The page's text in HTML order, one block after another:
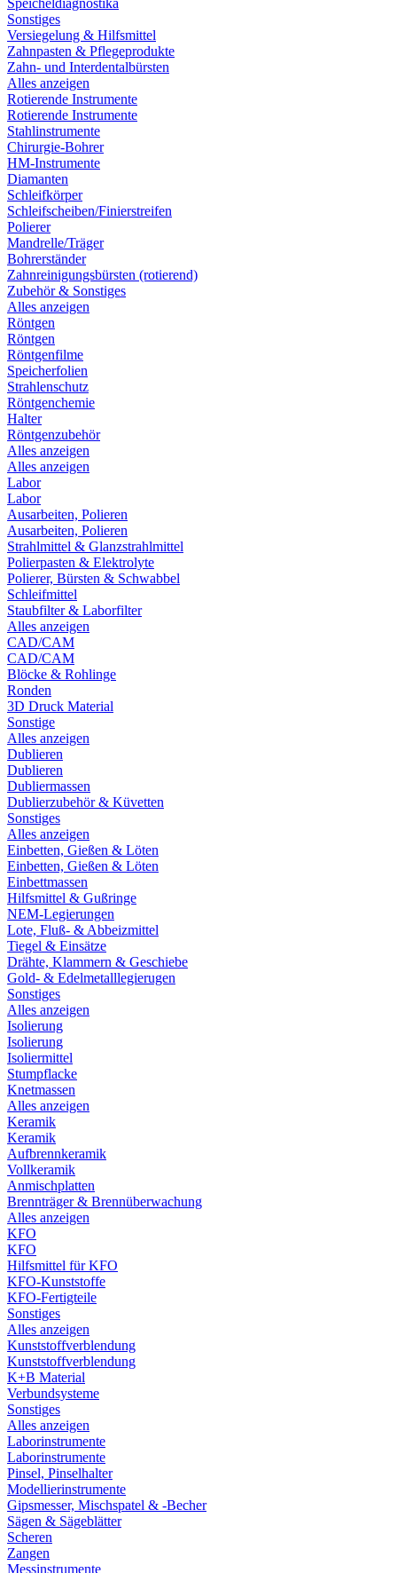
Speicheldiagnostika
Sonstiges
Versiegelung & Hilfsmittel
Zahnpasten & Pflegeprodukte
Zahn- und Interdentalbürsten
Alles anzeigen
Rotierende Instrumente
Rotierende Instrumente
Stahlinstrumente
Chirurgie-Bohrer
HM-Instrumente
Diamanten
Schleifkörper
Schleifscheiben/Finierstreifen
Polierer
Mandrelle/Träger
Bohrerständer
Zahnreinigungsbürsten (rotierend)
Zubehör & Sonstiges
Alles anzeigen
Röntgen
Röntgen
Röntgenfilme
Speicherfolien
Strahlenschutz
Röntgenchemie
Halter
Röntgenzubehör
Alles anzeigen
Alles anzeigen
Labor
Labor
Ausarbeiten, Polieren
Ausarbeiten, Polieren
Strahlmittel & Glanzstrahlmittel
Polierpasten & Elektrolyte
Polierer, Bürsten & Schwabbel
Schleifmittel
Staubfilter & Laborfilter
Alles anzeigen
CAD/CAM
CAD/CAM
Blöcke & Rohlinge
Ronden
3D Druck Material
Sonstige
Alles anzeigen
Dublieren
Dublieren
Dubliermassen
Dublierzubehör & Küvetten
Sonstiges
Alles anzeigen
Einbetten, Gießen & Löten
Einbetten, Gießen & Löten
Einbettmassen
Hilfsmittel & Gußringe
NEM-Legierungen
Lote, Fluß- & Abbeizmittel
Tiegel & Einsätze
Drähte, Klammern & Geschiebe
Gold- & Edelmetalllegierugen
Sonstiges
Alles anzeigen
Isolierung
Isolierung
Isoliermittel
Stumpflacke
Knetmassen
Alles anzeigen
Keramik
Keramik
Aufbrennkeramik
Vollkeramik
Anmischplatten
Brennträger & Brennüberwachung
Alles anzeigen
KFO
KFO
Hilfsmittel für KFO
KFO-Kunststoffe
KFO-Fertigteile
Sonstiges
Alles anzeigen
Kunststoffverblendung
Kunststoffverblendung
K+B Material
Verbundsysteme
Sonstiges
Alles anzeigen
Laborinstrumente
Laborinstrumente
Pinsel, Pinselhalter
Modellierinstrumente
Gipsmesser, Mischspatel & -Becher
Sägen & Sägeblätter
Scheren
Zangen
Messinstrumente